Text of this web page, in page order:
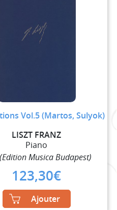
Vol.5 (Martos, Sulyok)
LISZT FRANZ
Piano
Musica Budapest)
123,30€
Ajouter